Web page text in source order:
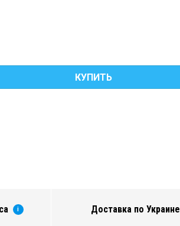
КУПИТЬ
i Доставка по Украине